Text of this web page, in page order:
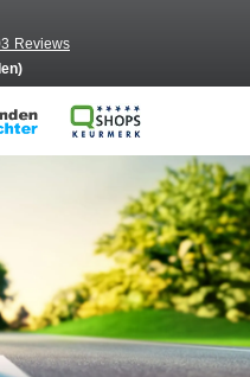
Reviews
online
in de buurt